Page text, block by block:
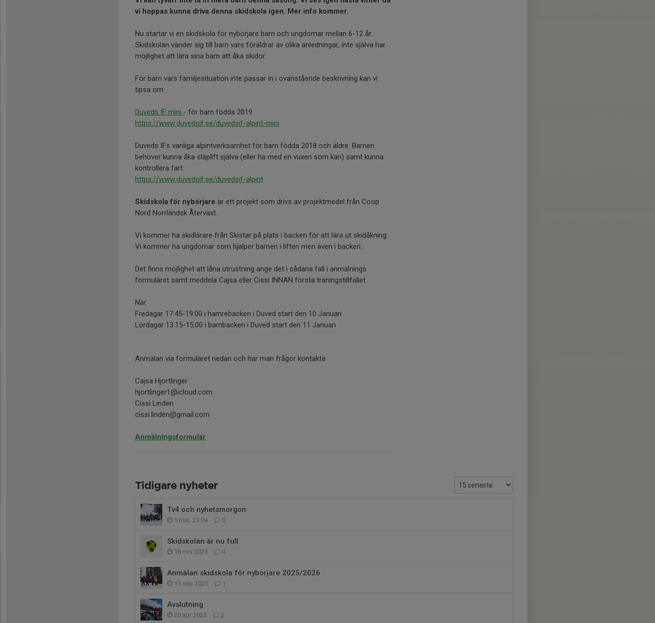
vi hoppas kunna driva denna skidskola igen. Mer info kommer.
Nu startar vi en skidskola för nybörjare barn och ungdomar mellan 6-12 år.
Skidskolan vänder sig till barn vars föräldrar av olika anledningar, inte själva har
möjlighet att lära sina barn att åka skidor.
För barn vars familjesituation inte passar in i ovanstående beskrivning kan vi
tipsa om:
Duveds IF mini - för barn födda 2019
https://www.duvedsif.se/duvedsif-alpint-mini
Duveds IFs vanliga alpintverksamhet för barn födda 2018 och äldre. Barnen
behöver kunna åka släplift själva (eller ha med en vuxen som kan) samt kunna
kontrollera fart.
https://www.duvedsif.se/duvedsif-alpint
Skidskola för nybörjare är ett projekt som drivs av projektmedel från Coop
Nord Norrländsk Återväxt.
Vi kommer ha skidlärare från Skistar på plats i backen för att lära ut skidåkning.
Vi kommer ha ungdomar som hjälper barnen i liften men även i backen.
Det finns möjlighet att låna utrustning ange det i sådana fall i anmälnings
formuläret samt meddela Cajsa eller Cissi INNAN första träningstillfället
När
Fredagar 17:45-19:00 i hamrebacken i Duved start den 10 Januari
Lördagar 13:15-15:00 i barnbacken i Duved start den 11 Januari
Anmälan via formuläret nedan och har man frågor kontakta
Cajsa Hjortlinger
hjortlinger1@icloud.com
Cissi Linden
cissi.linden@gmail.com
Anmälningsformulär
Tidigare nyheter
Tv4 och nyhetsmorgon
5 mar, 23:04 0
Skidskolan är nu full
18 nov 2025 0
Anmälan skidskola för nybörjare 2025/2026
15 sep 2025 1
Avslutning
20 apr 2025 2